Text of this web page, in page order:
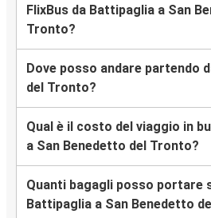
FlixBus da Battipaglia a San
Tronto?
Dove posso andare partendo
del Tronto?
Qual è il costo del viaggio in
a San Benedetto del Tronto?
Quanti bagagli posso portare
Battipaglia a San Benedetto